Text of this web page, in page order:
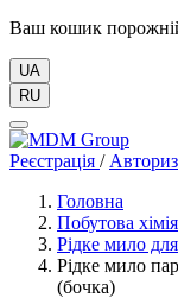
Ваш кошик
UA
RU
Реєстрація /
Головна
Побутова хімія
Рідке мило для
Рідке мило
(бочка)